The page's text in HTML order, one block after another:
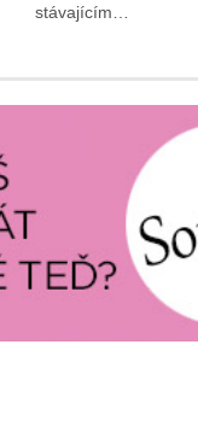
stávajícím…